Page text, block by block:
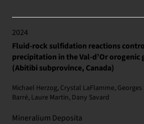
2024
Fluid-rock sulfidation reactions
precipitation in the Val-d’Or orogenic
(Abitibi subprovince, Canada)
Michael Herzog, Crystal LaFlamme,
Barré, Laure Martin, Dany Savard
Mineralium Deposita